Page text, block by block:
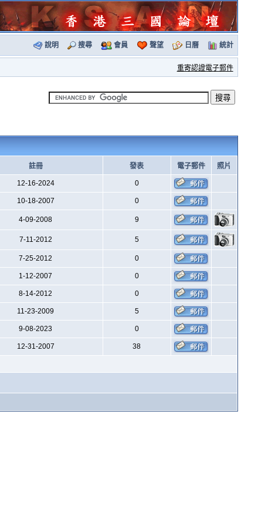
說明 搜尋 會員 聲望 日曆 統計
重寄認證電子郵件
註冊 發表 電子郵件 照片
12-16-2024 0
10-18-2007 0
4-09-2008 9
7-11-2012 5
7-25-2012 0
1-12-2007 0
8-14-2012 0
11-23-2009 5
9-08-2023 0
12-31-2007 38